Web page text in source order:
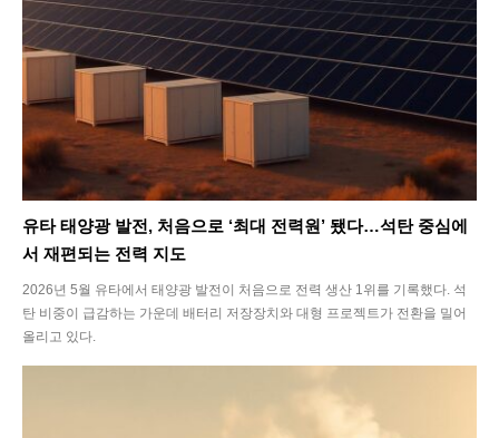
Life
Interview
Article
Tech
유타 태양광 발전, 처음으로 ‘최대 전력원’ 됐다…석탄 중심에
서 재편되는 전력 지도
2026년 5월 유타에서 태양광 발전이 처음으로 전력 생산 1위를 기록했다. 석
탄 비중이 급감하는 가운데 배터리 저장장치와 대형 프로젝트가 전환을 밀어
올리고 있다.